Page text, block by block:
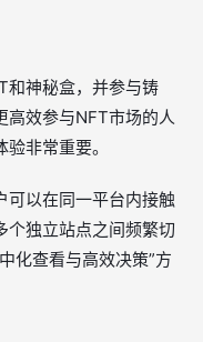
和神秘盒，并参与铸
高效参与NFT市场的人
非常重要。
可以在同一平台内接触
个独立站点之间频繁切
化查看与高效决策”方